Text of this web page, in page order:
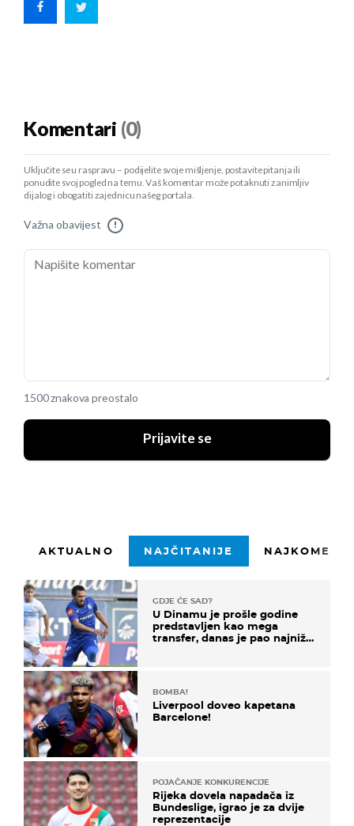
Komentari (0)
Uključite se u raspravu – podijelite svoje mišljenje, postavite pitanja ili
ponudite svoj pogled na temu. Vaš komentar može potaknuti zanimljiv
dijalog i obogatiti zajednicu našeg portala.
Važna obavijest !
1500 znakova preostalo
Prijavite se
AKTUALNO NAJČITANIJE
GDJE ĆE SAD?
U Dinamu je prošle godine
predstavljen kao mega
transfer, danas je pao najniže
BOMBA!
Liverpool doveo kapetana
Barcelone!
POJAČANJE KONKURENCIJE
Rijeka dovela napadača iz
Bundeslige, igrao je za dvije
reprezentacije